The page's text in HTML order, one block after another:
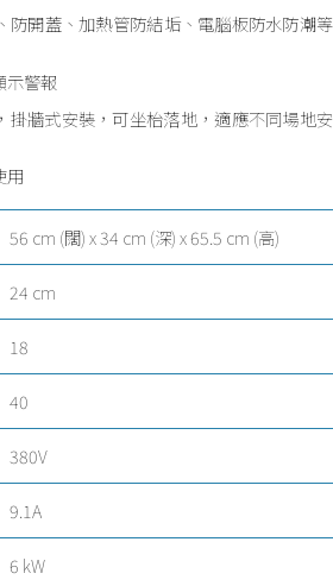
防開蓋、加熱管防結垢、電腦板防水防潮等
示警報
掛牆式安裝，可坐枱落地，適應不同場地安
用
56 cm (闊) x 34 cm (深) x 65.5 cm (高)
24 cm
18
40
380V
9.1A
6 kW